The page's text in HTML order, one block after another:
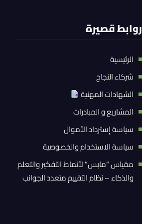
روابط قصيرة
الرئيسية
شركاء النجاح
الشهادات المهنية
المشاريع و المبادرات
سياسة إسترداد الأموال
سياسة الاستخدام والخصوصية
مقياس “مابس” لأنماط التفكير والتعلم
والذكاء – نظام التقييم متعدد الجوانب